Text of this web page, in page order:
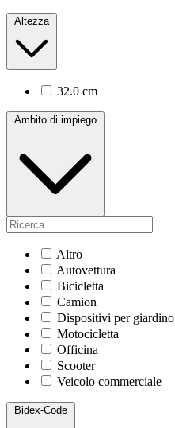
Altezza
32.0 cm
Ambito di impiego
Altro
Autovettura
Bicicletta
Camion
Dispositivi per giardino
Motocicletta
Officina
Scooter
Veicolo commerciale
Bidex-Code